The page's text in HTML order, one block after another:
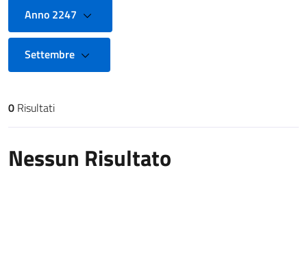
Anno 2247
Settembre
Risultati di ricerca
0 Risultati
Nessun Risultato